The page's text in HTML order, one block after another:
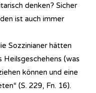
denken? Sicher
ist auch immer
Sozzinianer hätten
(was
können und eine
(S. 229, Fn. 16).